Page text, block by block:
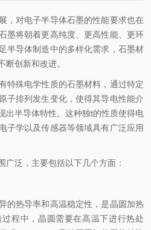
对电子半导体石墨的性能要求也在
墨将朝着更高纯度、更高性能、更环
半导体制造中的多样化需求，石墨材
断创新和改进。
特殊电学性质的石墨材料，通过特定
子排列发生变化，使得其导电性能介
出半导体特性。这种独t的性质使得电
子学以及传感器等领域具有广泛应用
广泛，主要包括以下几个方面：
热导率和高温稳定性，是晶圆加热
程中，晶圆需要在高温下进行热处